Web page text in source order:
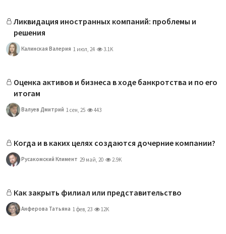
Ликвидация иностранных компаний: проблемы и
решения
Калинская Валерия 1 июл, 24 3.1K
Оценка активов и бизнеса в ходе банкротства и по его
итогам
Валуев Дмитрий 1 сен, 25 443
Когда и в каких целях создаются дочерние компании?
Русакомский Климент 29 май, 20 2.9K
Как закрыть филиал или представительство
Анферова Татьяна 1 фев, 23 12K